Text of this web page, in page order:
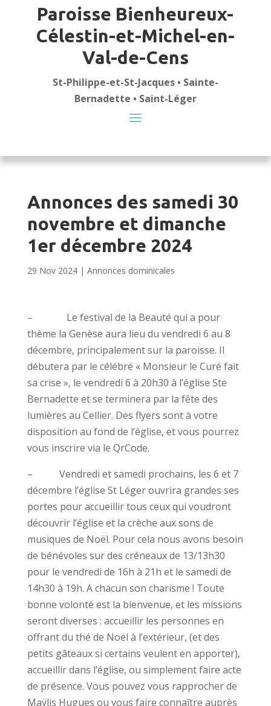
Paroisse Bienheureux-
Célestin-et-Michel-en-
Val-de-Cens
St-Philippe-et-St-Jacques • Sainte-
Bernadette • Saint-Léger
Annonces des samedi 30
novembre et dimanche
1er décembre 2024
29 Nov 2024| Annonces dominicales
– Le festival de la Beauté qui a pour
thème la Genèse aura lieu du vendredi 6 au 8
décembre, principalement sur la paroisse. Il
débutera par le célébré « Monsieur le Curé fait
sa crise », le vendredi 6 à 20h30 à l’église Ste
Bernadette et se terminera par la fête des
lumières au Cellier. Des flyers sont à votre
disposition au fond de l’église, et vous pourrez
vous inscrire via le QrCode.
– Vendredi et samedi prochains, les 6 et 7
décembre l’église St Léger ouvrira grandes ses
portes pour accueillir tous ceux qui voudront
découvrir l’église et la crèche aux sons de
musiques de Noël. Pour cela nous avons besoin
de bénévoles sur des créneaux de 13/13h30
pour le vendredi de 16h à 21h et le samedi de
14h30 à 19h. A chacun son charisme ! Toute
bonne volonté est la bienvenue, et les missions
seront diverses : accueillir les personnes en
offrant du thé de Noël à l’extérieur, (et des
petits gâteaux si certains veulent en apporter),
accueillir dans l’église, ou simplement faire acte
de présence. Vous pouvez vous rapprocher de
Maÿlis Hugues ou vous faire connaître auprès